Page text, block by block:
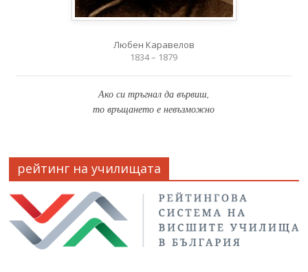
Любен Каравелов
1834 – 1879
Ако си тръгнал да вървиш,
то връщането е невъзможно
рейтинг на училищата